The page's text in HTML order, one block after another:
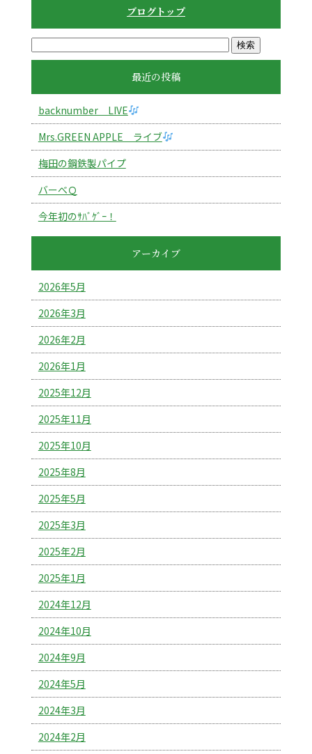
ブログトップ
最近の投稿
backnumber LIVE
Mrs.GREEN APPLE ライブ
梅田の鋼鉄製パイプ
バーべＱ
今年初のｻﾊﾞｹﾞｰ！
アーカイブ
2026年5月
2026年3月
2026年2月
2026年1月
2025年12月
2025年11月
2025年10月
2025年8月
2025年5月
2025年3月
2025年2月
2025年1月
2024年12月
2024年10月
2024年9月
2024年5月
2024年3月
2024年2月